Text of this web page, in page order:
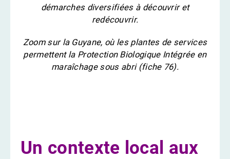
démarches diversifiées à découvrir et
redécouvrir.
Zoom sur la Guyane, où les plantes de services
permettent la Protection Biologique Intégrée en
maraîchage sous abri (fiche 76).
Un contexte local aux